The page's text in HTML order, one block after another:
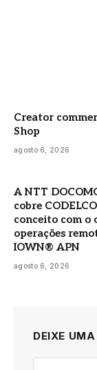
Creator
Shop
agosto 6, 2026
A NTT
cobre
conceito com o
operações
IOWN® APN
agosto 6, 2026
DEIXE